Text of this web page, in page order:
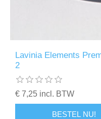
Lavinia Elements
2
€ 7,25 incl. BTW
BESTEL NU!